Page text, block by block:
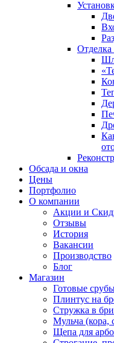
Обсада и окна
Цены
Портфолио
О компании
Акции и
Отзывы
История
Вакансии
Производство
Блог
Магазин
Готовые
Плинтус на
Стружка в
Мульча (кора,
Щепа для